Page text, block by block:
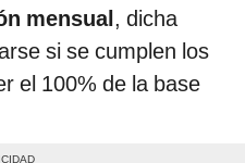
mensual, dicha
si se cumplen los
el 100% de la base